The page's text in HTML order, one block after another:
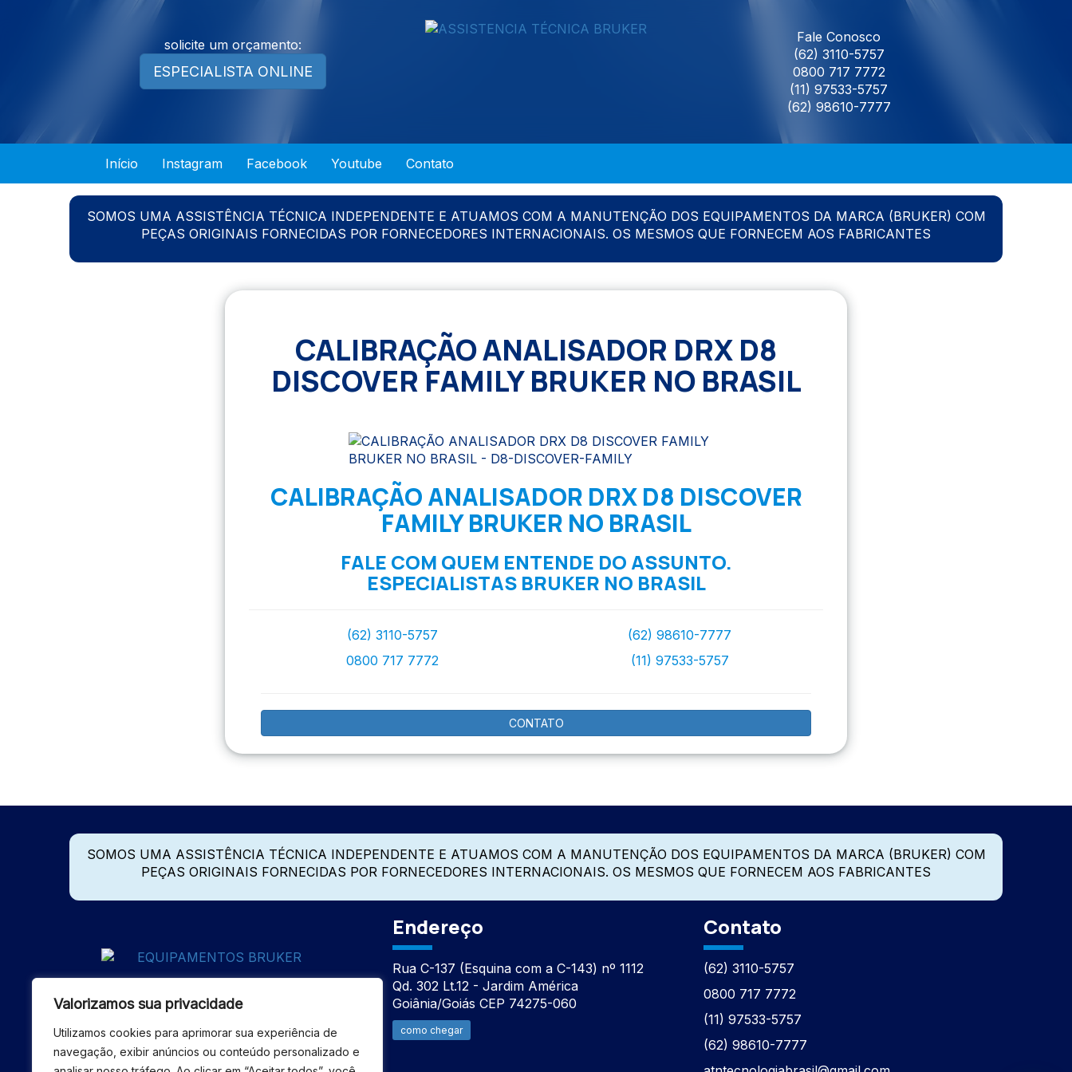
Valorizamos sua privacidade
Utilizamos cookies para aprimorar sua experiência de
navegação, exibir anúncios ou conteúdo personalizado e
solicite um orçamento:
ESPECIALISTA ONLINE
Fale Conosco
(62) 3110-5757
0800 717 7772
(11) 97533-5757
(62) 98610-7777
Início Instagram Facebook Youtube Contato
SOMOS UMA ASSISTÊNCIA TÉCNICA INDEPENDENTE E ATUAMOS COM A MANUTENÇÃO DOS EQUIPAMENTOS DA MARCA (BRUKER) COM
PEÇAS ORIGINAIS FORNECIDAS POR FORNECEDORES INTERNACIONAIS. OS MESMOS QUE FORNECEM AOS FABRICANTES
CALIBRAÇÃO ANALISADOR DRX D8
DISCOVER FAMILY BRUKER NO BRASIL
CALIBRAÇÃO ANALISADOR DRX D8 DISCOVER
FAMILY BRUKER NO BRASIL
FALE COM QUEM ENTENDE DO ASSUNTO.
ESPECIALISTAS BRUKER NO BRASIL
(62) 3110-5757
0800 717 7772
(62) 98610-7777
(11) 97533-5757
CONTATO
SOMOS UMA ASSISTÊNCIA TÉCNICA INDEPENDENTE E ATUAMOS COM A MANUTENÇÃO DOS EQUIPAMENTOS DA MARCA (BRUKER) COM
PEÇAS ORIGINAIS FORNECIDAS POR FORNECEDORES INTERNACIONAIS. OS MESMOS QUE FORNECEM AOS FABRICANTES
Endereço
Rua C-137 (Esquina com a C-143) nº 1112
Qd. 302 Lt.12 - Jardim América
Goiânia/Goiás CEP 74275-060
como chegar
Contato
(62) 3110-5757
0800 717 7772
(11) 97533-5757
(62) 98610-7777